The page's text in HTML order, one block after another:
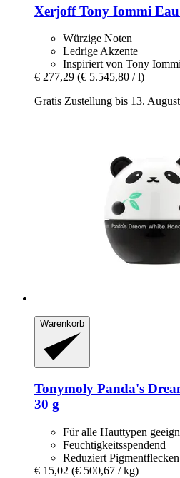
XerjoffTony Iommi
Würzige Noten
Ledrige Akzente
Inspiriert von Tony
€ 277,29 (€ 5.545,80 / l)
Gratis Zustellung bis 13. August
Warenkorb
Tonymoly Panda's
30 g
Für alle Hauttypen
Feuchtigkeitsspendend
Reduziert Pigmentflecken
€ 15,02 (€ 500,67 / kg)